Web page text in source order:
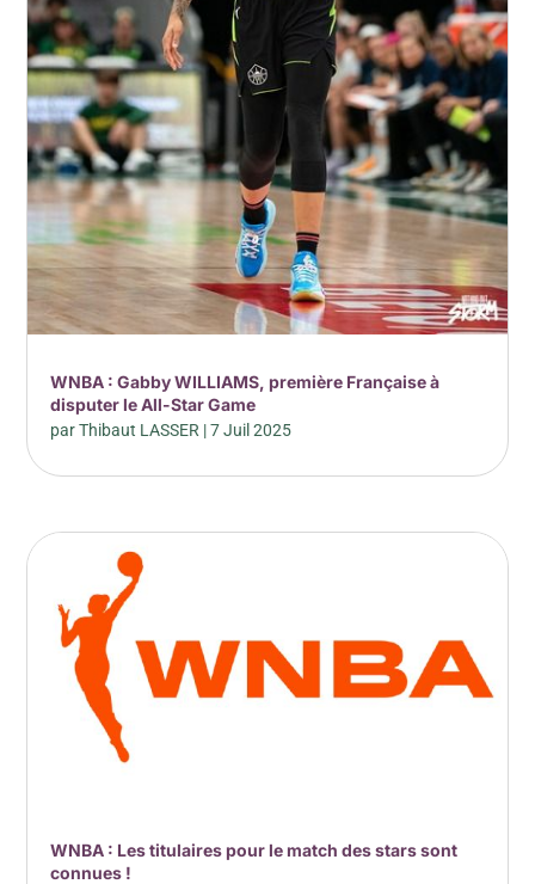
WNBA : Gabby WILLIAMS, première Française à
disputer le All-Star Game
parThibaut LASSER |7 Juil 2025
WNBA : Les titulaires pour le match des stars sont
connues !